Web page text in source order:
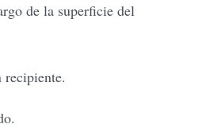
de la superficie del